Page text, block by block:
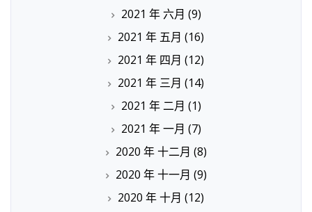
2021 年 六月 (9)
2021 年 五月 (16)
2021 年 四月 (12)
2021 年 三月 (14)
2021 年 二月 (1)
2021 年 一月 (7)
2020 年 十二月 (8)
2020 年 十一月 (9)
2020 年 十月 (12)